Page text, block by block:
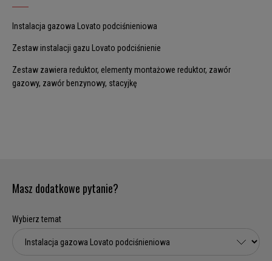
Instalacja gazowa Lovato podciśnieniowa
Zestaw instalacji gazu Lovato podciśnienie
Zestaw zawiera reduktor, elementy montażowe reduktor, zawór
gazowy, zawór benzynowy, stacyjkę
Masz dodatkowe pytanie?